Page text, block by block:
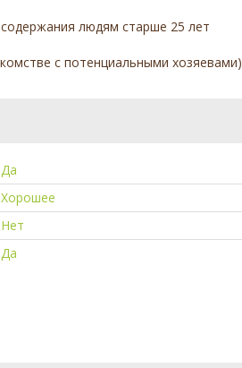
людям старше 25 лет
с потенциальными хозяевами)
Да
Хорошее
Нет
Да